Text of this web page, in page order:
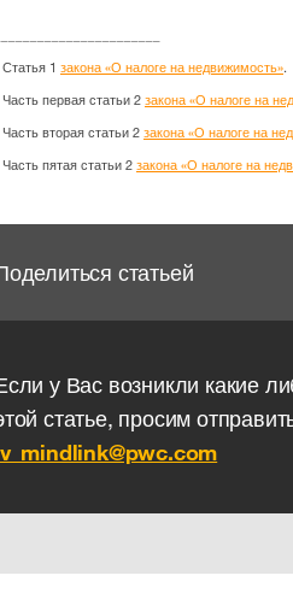
Статья 1 закона «О налоге на недвижимость».
Часть первая статьи 2 закона «О налоге на
Часть вторая статьи 2 закона «О налоге на
Часть пятая статьи 2 закона «О налоге на
статьей
у Вас возникли какие
статье, просим